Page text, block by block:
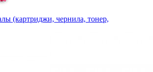
(картриджи, чернила, тонер,